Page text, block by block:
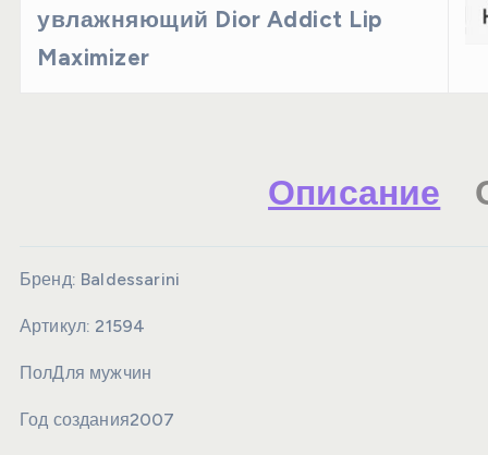
увлажняющий Dior Addict Lip
Maximizer
Описание
Бренд: Baldessarini
Артикул:21594
ПолДля мужчин
Год создания2007